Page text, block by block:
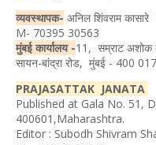
व्यवस्थापक- अनिल शिंवराम
M- 70395 30563
मुंबई कार्यालय -11, सम्राट अशोक
सायन-बांद्रा रोड, मुंबई - 400
PRAJASATTAK JANATA
Published at Gala No. 51,
Editor : Subodh